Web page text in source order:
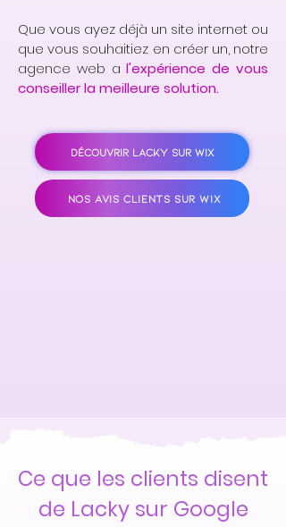
Que vous ayez déjà un site internet ou
que vous souhaitiez en créer un, notre
agence web al'expérience de vous
conseiller la meilleure solution.
DÉCOUVRIR LACKY SUR WIX
NOS AVIS CLIENTS SUR WIX
Ce que les clients disent
de Lacky sur Google